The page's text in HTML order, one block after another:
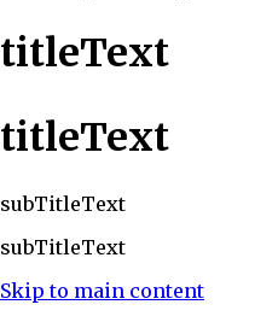
titleText
titleText
subTitleText
subTitleText
Skip to main content